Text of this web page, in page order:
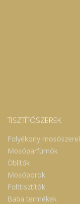
TISZTÍTÓSZEREK
Folyékony
Mosóparfümök
Öblítők
Mosóporok
Folttisztítók
Baba termékek